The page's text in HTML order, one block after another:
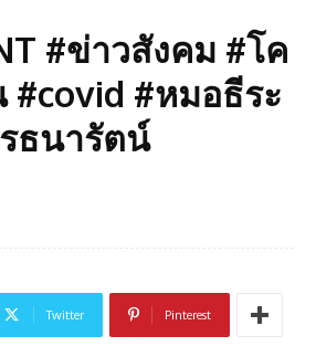
#ข่าวสังคม #โค
#covid #หมอธีระ
ธนารัตน์
Twitter Pinterest